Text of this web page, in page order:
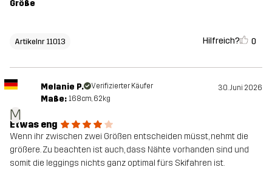
Größe
Artikelnr 11013 Hilfreich? 0
M
Melanie P. Verifizierter Käufer 30. Juni 2026
Maße: 168cm, 62kg
Etwas eng
Wenn ihr zwischen zwei Größen entscheiden müsst, nehmt die
größere. Zu beachten ist auch, dass Nähte vorhanden sind und
somit die leggings nichts ganz optimal fürs Skifahren ist.